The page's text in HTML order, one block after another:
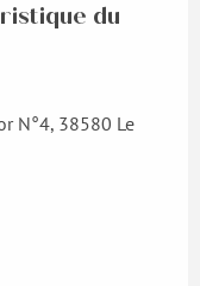
du
N°4, 38580 Le